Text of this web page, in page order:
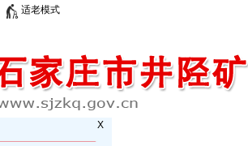
适老模式
X